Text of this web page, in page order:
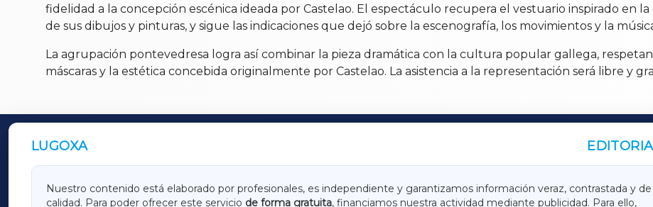
fidelidad a la concepción escénica ideada por Castelao. El espectáculo recupera el vestuario inspirado en
de sus dibujos y pinturas, y sigue las indicaciones que dejó sobre la escenografía, los movimientos y la
La agrupación pontevedresa logra así combinar la pieza dramática con la cultura popular gallega,
máscaras y la estética concebida originalmente por Castelao. La asistencia a la representación será libre y
LUGOXA
Nuestro contenido está elaborado por profesionales, es independiente y garantizamos información veraz, contrastada y de
calidad. Para poder ofrecer este servicio de forma gratuita, financiamos nuestra actividad mediante publicidad. Para ello,
OUTROS PERIÓDICOS
GALICIAXA LUGOXA TERRACHAXA